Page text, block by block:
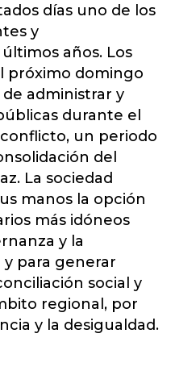
días uno de los
y
años. Los
próximo domingo
administrar y
durante el
un periodo
del
La sociedad
manos la opción
más idóneos
y la
para generar
social y
regional, por
y la desigualdad.